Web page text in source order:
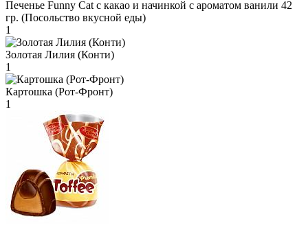
Печенье Funny Сat с какао и начинкой с ароматом ванили 42
гр. (Посольство вкусной еды)
1
Золотая Лилия (Конти)
1
Картошка (Рот-Фронт)
1